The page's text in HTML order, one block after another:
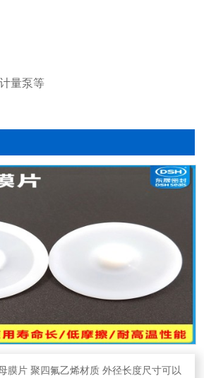
量泵等
膜片 聚四氟乙烯材质 外径长度尺寸可以